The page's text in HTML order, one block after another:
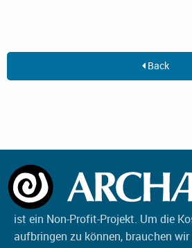
Back
ist ein Non-Profit-Projekt. Um die
aufbringen zu können, brauchen